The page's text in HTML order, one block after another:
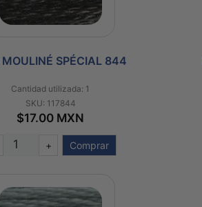
MOULINÉ SPÉCIAL 844
Cantidad utilizada: 1
SKU: 117844
$17.00 MXN
+ Comprar